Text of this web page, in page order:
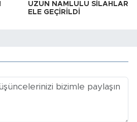
UZUN NAMLULU SİLAHLAR
ELE GEÇİRİLDİ